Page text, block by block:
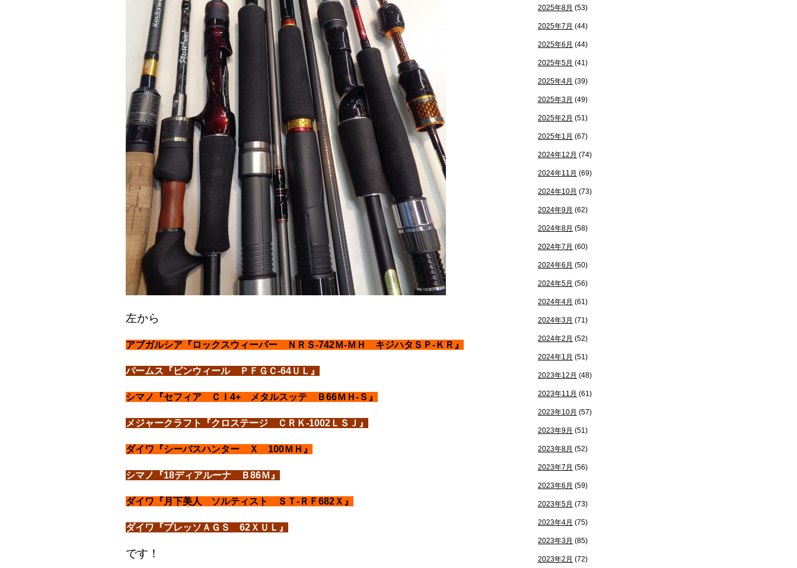
左から
アブガルシア『ロックスウィーパー ＮＲＳ-742Ｍ-ＭＨ キジハタＳＰ-ＫＲ』
パームス『ピンウィール ＰＦＧＣ-64ＵＬ』
シマノ『セフィア ＣＩ4+ メタルスッテ Ｂ66ＭＨ-Ｓ』
メジャークラフト『クロステージ ＣＲＫ-1002ＬＳＪ』
ダイワ『シーバスハンター Ｘ 100ＭＨ』
シマノ『18ディアルーナ Ｂ86Ｍ』
ダイワ『月下美人 ソルティスト ＳＴ-ＲＦ682Ｘ』
ダイワ『プレッソＡＧＳ 62ＸＵＬ』
です！
2025年8月 (53)
2025年7月 (44)
2025年6月 (44)
2025年5月 (41)
2025年4月 (39)
2025年3月 (49)
2025年2月 (51)
2025年1月 (67)
2024年12月 (74)
2024年11月 (69)
2024年10月 (73)
2024年9月 (62)
2024年8月 (58)
2024年7月 (60)
2024年6月 (50)
2024年5月 (56)
2024年4月 (61)
2024年3月 (71)
2024年2月 (52)
2024年1月 (51)
2023年12月 (48)
2023年11月 (61)
2023年10月 (57)
2023年9月 (51)
2023年8月 (52)
2023年7月 (56)
2023年6月 (59)
2023年5月 (73)
2023年4月 (75)
2023年3月 (85)
2023年2月 (72)